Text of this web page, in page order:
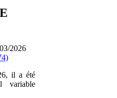
2026
il a été
variable